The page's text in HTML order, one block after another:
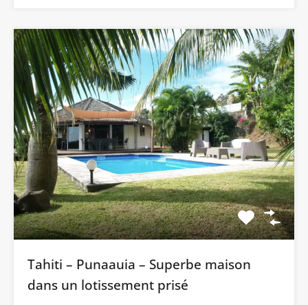
Tahiti – Punaauia – Superbe maison
dans un lotissement prisé